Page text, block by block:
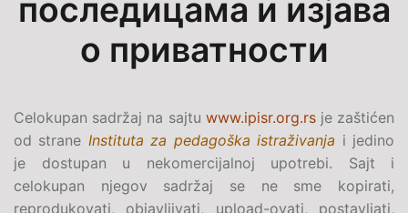
последицама и изјава
о приватности
Celokupan sadržaj na sajtu www.ipisr.org.rsje zaštićen
od strane Instituta za pedagoška istraživanja i jedino
je dostupan u nekomercijalnoj upotrebi. Sajt i
celokupan njegov sadržaj se ne sme kopirati,
reprodukovati, objavljivati, upload-ovati, postavljati,